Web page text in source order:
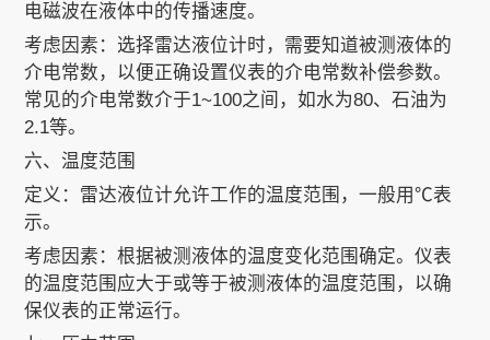
电磁波在液体中的传播速度。
考虑因素：选择雷达液位计时，需要知道被测液体的
介电常数，以便正确设置仪表的介电常数补偿参数。
常见的介电常数介于1~100之间，如水为80、石油为
2.1等。
六、温度范围
定义：雷达液位计允许工作的温度范围，一般用℃表
示。
考虑因素：根据被测液体的温度变化范围确定。仪表
的温度范围应大于或等于被测液体的温度范围，以确
保仪表的正常运行。